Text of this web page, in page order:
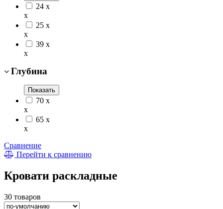
24 x
x
25 x
x
39 x
x
Глубина
Показать
70 x
x
65 x
x
Сравнение
Перейти к сравнению
Кровати раскладные
30 товаров